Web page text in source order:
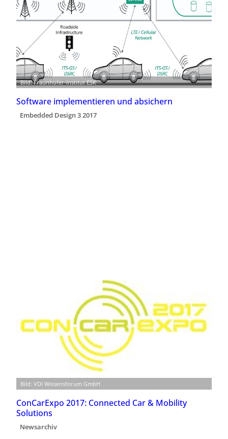
Bild: Fraunhofer-Institut ESK
Software implementieren und absichern
Embedded Design 3 2017
Bild: VDI Wissensforum GmbH
ConCarExpo 2017: Connected Car & Mobility
Solutions
Newsarchiv